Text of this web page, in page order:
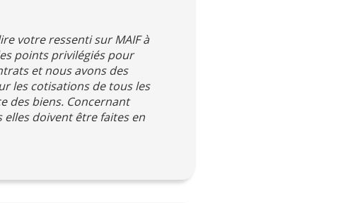
votre ressenti sur MAIF à
points privilégiés pour
et nous avons des
les cotisations de tous les
des biens. Concernant
doivent être faites en